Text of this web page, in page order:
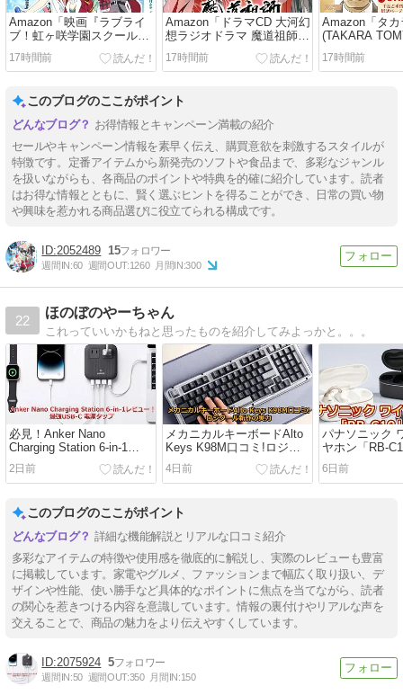
Amazon「映画『ラブライ
ブ！虹ヶ咲学園スクールア
イドル同好会 完結編 第2
章』Blu-ray 特装限定版」
17時間前
Amazon「ドラマCD 大河幻
想ラジオドラマ 魔道祖師
第三期 後編 特装盤」
42%OFFで税込
17時間前
Amazon「タカ
(TAKARA
ナン TCG CT-
ThemeDeck
17時間前
このブログのここがポイント
お得情報とキャンペーン満載の紹介
セールやキャンペーン情報を素早く伝え、購買意欲を刺激するスタイルが
特徴です。定番アイテムから新発売のソフトや食品まで、多彩なジャンル
を扱いながらも、各商品のポイントや特典を的確に紹介しています。読者
はお得な情報とともに、賢く選ぶヒントを得ることができ、日常の買い物
や興味を惹かれる商品選びに役立てられる構成です。
2052489 15
週間IN:60 週間OUT:1260 月間IN:300
22
ほのぼのやーちゃん
これっていいかもねと思ったものを紹介してみよっかと。。。
必見！Anker Nano
Charging Station 6-in-1
67W レビュー！最強USB-C
電源タップ
2日前
メカニカルキーボードAlto
Keys K98M口コミ!ロジク
ール新作の実力
4日前
パナソニック
ヤホン「RB-
ー｜RB-C10
すめ？
6日前
このブログのここがポイント
詳細な機能解説とリアルな口コミ紹介
多彩なアイテムの特徴や使用感を徹底的に解説し、実際のレビューも豊富
に掲載しています。家電やグルメ、ファッションまで幅広く取り扱い、デ
ザインや性能、使い勝手など具体的なポイントに焦点を当てながら、読者
の関心を惹きつける内容を意識しています。情報の裏付けやリアルな声を
交えることで、商品の魅力をより伝えやすくしています。
2075924 5
週間IN:50 週間OUT:350 月間IN:150